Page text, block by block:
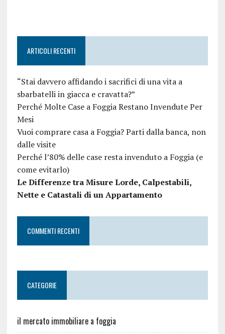
ARTICOLI RECENTI
“Stai davvero affidando i sacrifici di una vita a
sbarbatelli in giacca e cravatta?”
Perché Molte Case a Foggia Restano Invendute Per
Mesi
Vuoi comprare casa a Foggia? Parti dalla banca, non
dalle visite
Perché l’80% delle case resta invenduto a Foggia (e
come evitarlo)
Le Differenze tra Misure Lorde, Calpestabili,
Nette e Catastali di un Appartamento
COMMENTI RECENTI
CATEGORIE
il mercato immobiliare a foggia